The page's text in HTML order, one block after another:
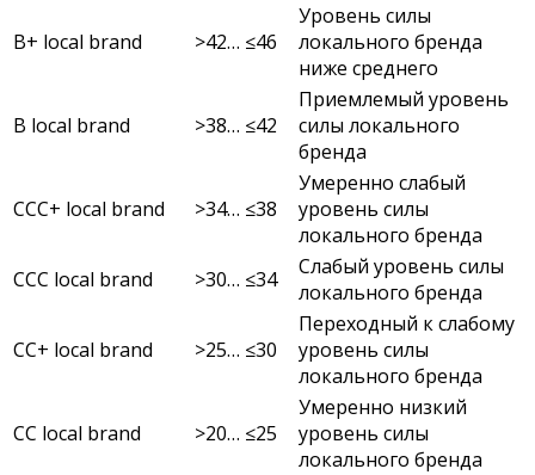
B+ local brand >42… ≤46
Уровень силы
локального бренда
ниже среднего
B local brand >38… ≤42
Приемлемый уровень
силы локального
бренда
CCC+ local brand >34… ≤38
Умеренно слабый
уровень силы
локального бренда
CCC local brand
>30… ≤34
Слабый уровень силы
локального бренда
CC+ local brand >25… ≤30
Переходный к слабому
уровень силы
локального бренда
CC local brand >20… ≤25
Умеренно низкий
уровень силы
локального бренда